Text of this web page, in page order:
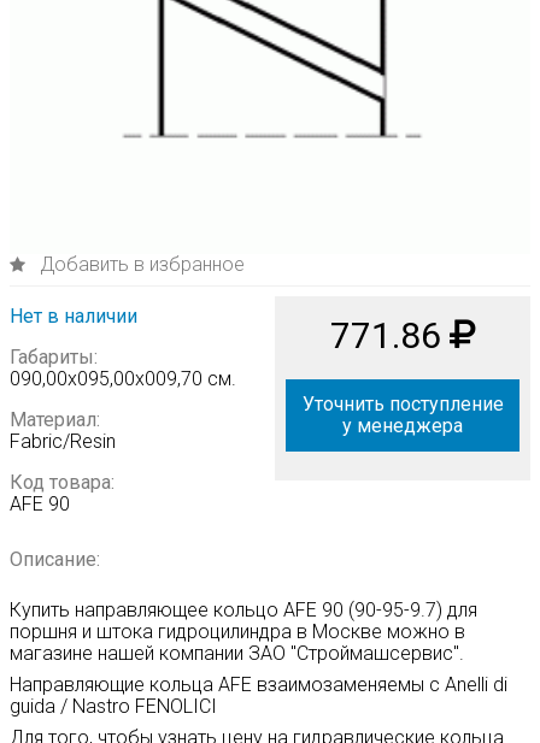
Добавить в избранное
Нет в наличии
Габариты:
090,00х095,00х009,70 см.
Материал:
Fabric/Resin
Код товара:
AFE 90
771.86
Уточнить поступление
у менеджера
Описание:
Купить направляющее кольцо AFE 90 (90-95-9.7) для
поршня и штока гидроцилиндра в Москве можно в
магазине нашей компании ЗАО "Строймашсервис".
Направляющие кольца AFE взаимозаменяемы с Anelli di
guida / Nastro FENOLICI
Для того, чтобы узнать цену на гидравлические кольца